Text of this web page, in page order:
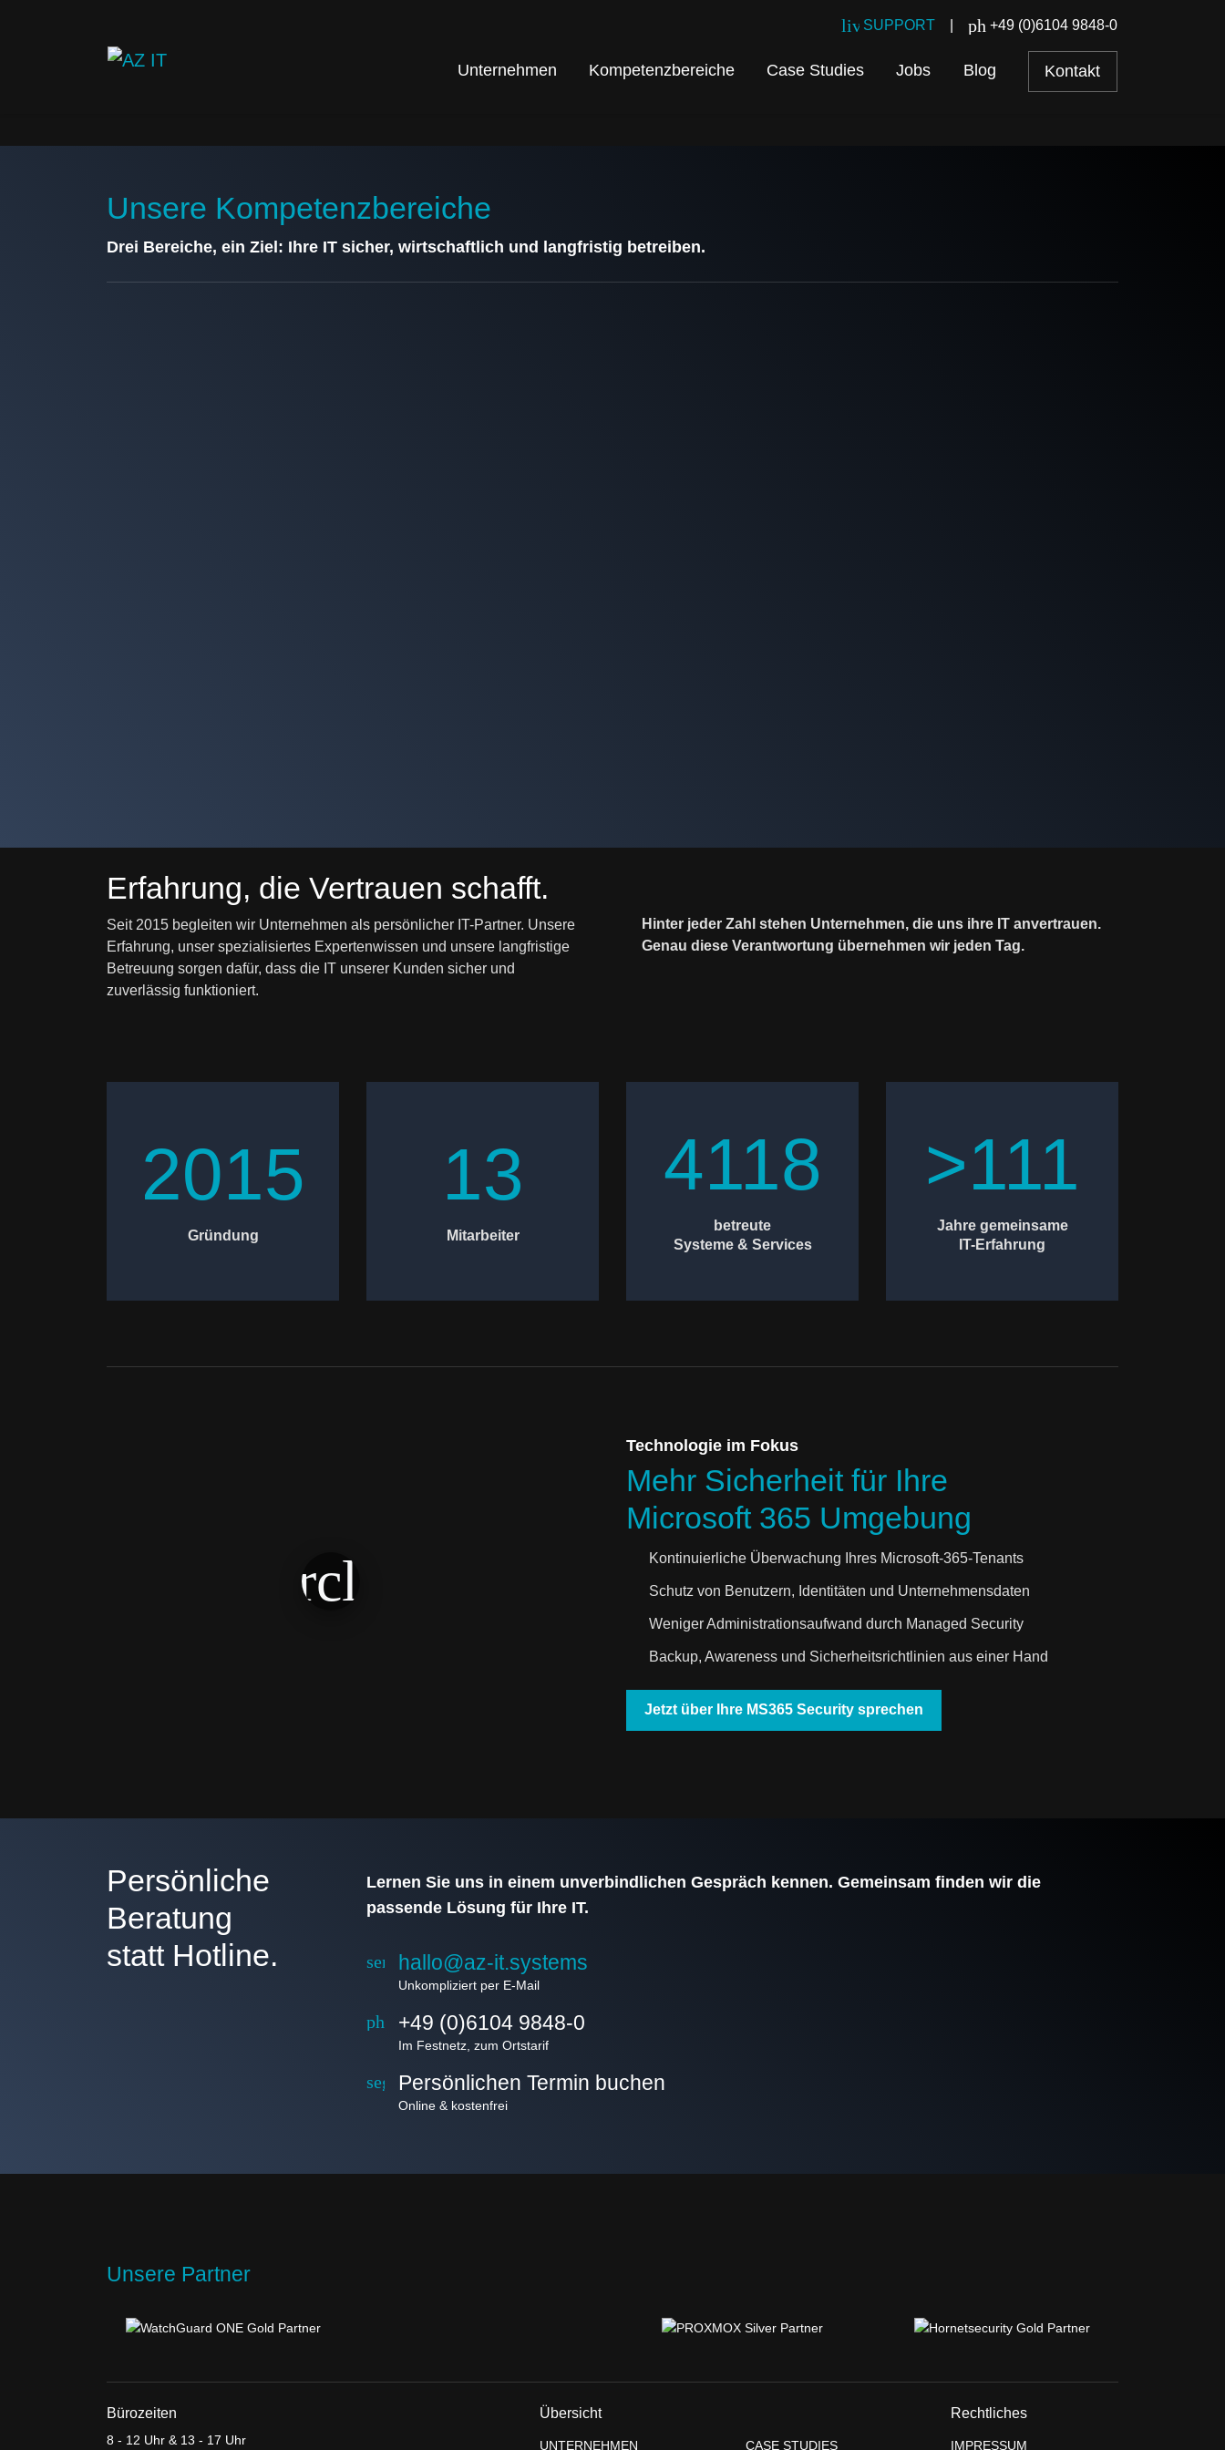
live_help
SUPPORT phone+49 (0)6104 9848-0
Unternehmen Kompetenzbereiche Case Studies Jobs Blog Kontakt
Unsere Kompetenzbereiche
Drei Bereiche, ein Ziel: Ihre IT sicher, wirtschaftlich und langfristig betreiben.
Erfahrung, die Vertrauen schafft.
Seit 2015 begleiten wir Unternehmen als persönlicher IT-Partner. Unsere
Erfahrung, unser spezialisiertes Expertenwissen und unsere langfristige
Betreuung sorgen dafür, dass die IT unserer Kunden sicher und
zuverlässig funktioniert.
Hinter jeder Zahl stehen Unternehmen, die uns ihre IT anvertrauen.
Genau diese Verantwortung übernehmen wir jeden Tag.
2015
Gründung
13
Mitarbeiter
4118
betreute
Systeme & Services
>111
Jahre gemeinsame
IT-Erfahrung
play_circle_filled
Technologie im Fokus
Mehr Sicherheit für Ihre
Microsoft 365 Umgebung
Kontinuierliche Überwachung Ihres Microsoft-365-Tenants
Schutz von Benutzern, Identitäten und Unternehmensdaten
Weniger Administrationsaufwand durch Managed Security
Backup, Awareness und Sicherheitsrichtlinien aus einer Hand
Jetzt über Ihre MS365 Security sprechen
Persönliche
Beratung
statt Hotline.
Lernen Sie uns in einem unverbindlichen Gespräch kennen. Gemeinsam finden wir die
passende Lösung für Ihre IT.
sendhallo@az-it.systems
Unkompliziert per E-Mail
phone+49 (0)6104 9848-0
Im Festnetz, zum Ortstarif
segmentPersönlichen Termin buchen
Online & kostenfrei
Unsere Partner
Bürozeiten
8 - 12 Uhr & 13 - 17 Uhr
Übersicht
UNTERNEHMEN CASE STUDIES
Rechtliches
IMPRESSUM